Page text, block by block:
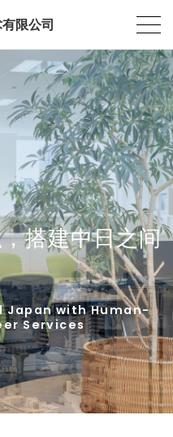
限公司
搭建中日之间
Japan with Human-
Services